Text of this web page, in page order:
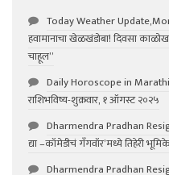
Today Weather
हवामानाचा खेळखंडोबा! दिवसा
चाहूल”
Daily Horoscope in
राशिभविष्य-शुक्रवार, १ ऑगस्ट २०२५
Dharmendra Pradhan
द्या –कॉमेडीचं गॅंगवॉर’मध्ये तिहेरी
Dharmendra Pradhan